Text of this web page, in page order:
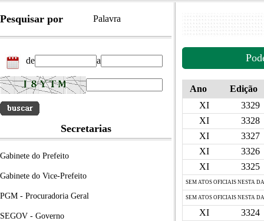
Pesquisar por Palavra
de a
Secretarias
Gabinete do Prefeito
Gabinete do Vice-Prefeito
PGM - Procuradoria Geral
SEGOV - Governo
Ano
Edição
XI
3329
XI
3328
XI
3327
XI
3326
XI
3325
SEM ATOS OFICIAIS NESTA
SEM ATOS OFICIAIS NESTA
XI
3324